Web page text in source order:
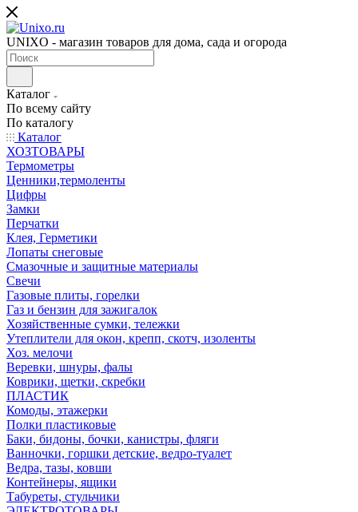
UNIXO - магазин товаров для дома, сада и огорода
Каталог
По всему сайту
По каталогу
Каталог
ХОЗТОВАРЫ
Термометры
Ценники,термоленты
Цифры
Замки
Перчатки
Клея, Герметики
Лопаты снеговые
Смазочные и защитные материалы
Свечи
Газовые плиты, горелки
Газ и бензин для зажигалок
Хозяйственные сумки, тележки
Утеплители для окон, крепп, скотч, изоленты
Хоз. мелочи
Веревки, шнуры, фалы
Коврики, щетки, скребки
ПЛАСТИК
Комоды, этажерки
Полки пластиковые
Баки, бидоны, бочки, канистры, фляги
Ванночки, горшки детские, ведро-туалет
Ведра, тазы, ковши
Контейнеры, ящики
Табуреты, стульчики